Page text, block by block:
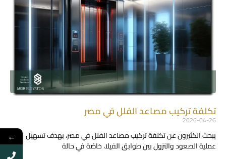
تكلفة تركيب مصاعد الفلل في مصر
2026-04-26
يبحث الكثيرون عن تكلفة تركيب مصاعد الفلل في مصر، بهدف تسهيل
عملية الصعود والنزول بين طوابق الفيلا، خاصًة في حالة
←